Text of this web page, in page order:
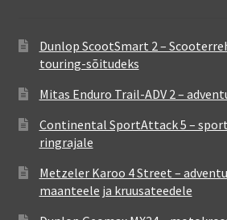
Dunlop ScootSmart 2 –
touring-sõitudeks
Mitas Enduro Trail-ADV 2 –
Continental SportAttack 5 –
ringrajale
Metzeler Karoo 4 Street –
maanteele ja kruusateedele